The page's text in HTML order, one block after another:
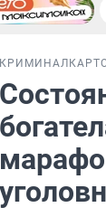
КРИМИНАЛ